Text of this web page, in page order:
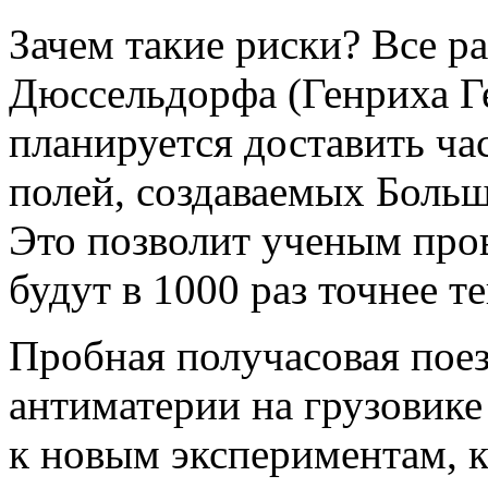
Зачем такие риски? Все
Дюссельдорфа (Генриха
планируется доставить
полей, создаваемых
Это позволит ученым
будут в 1000 раз точнее
Пробная получасовая
антиматерии на
к новым экспериментам,